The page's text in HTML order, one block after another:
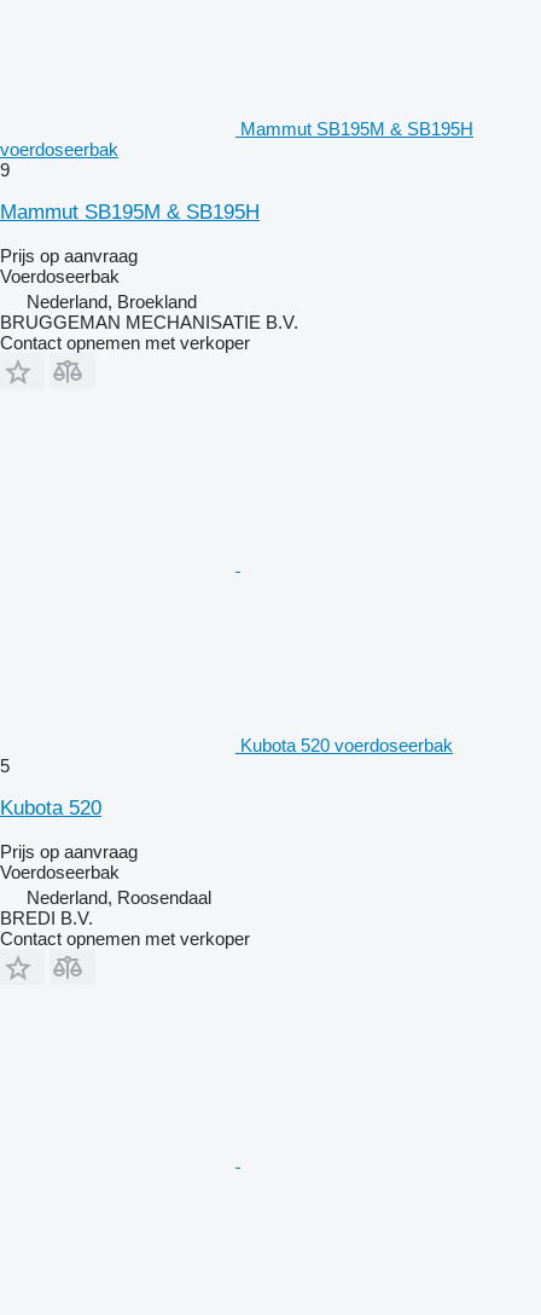
Mammut SB195M & SB195H
voerdoseerbak
9
Mammut SB195M & SB195H
Prijs op aanvraag
Voerdoseerbak
Nederland, Broekland
BRUGGEMAN MECHANISATIE B.V.
Contact opnemen met verkoper
Kubota 520 voerdoseerbak
5
Kubota 520
Prijs op aanvraag
Voerdoseerbak
Nederland, Roosendaal
BREDI B.V.
Contact opnemen met verkoper